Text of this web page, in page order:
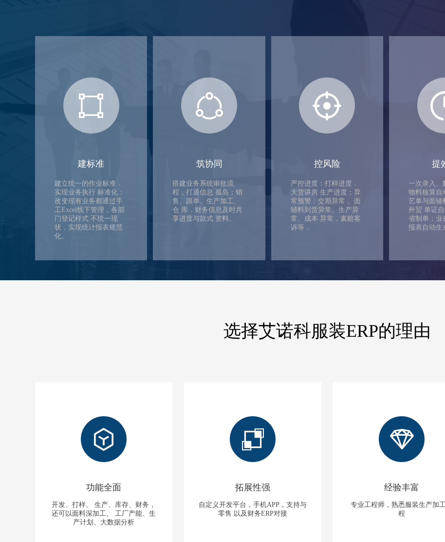
建标准
建立统一的作业标准．
实现业务执行 标准化；
改变现有业务都通过手
工Excel线下管理，各部
门登记样式 不统一现
状．实现统计报表规范
化。
筑协同
搭建业务系统审批流
程，打通信息 孤岛；销
售、跟单、生产加工、
仓 库．财务信息及时共
享进度与款式 资料。
控风险
严控进度：打样进度．
大货讲房 生产进度；异
常预警：交期异常， 面
辅料到货异常、生产异
常、成本 异常．素赔客
诉等．
提
一次录入、
物料核算自
艺单与面辅
外贸 单证
省制单；业
报表自动生
选择艾诺科服装ERP的理由
功能全面
开发、打样、 生产、库存、财务，
还可以面料深加工、 工厂产能、生
产计划、大数据分析
拓展性强
自定义开发平台，手机APP，支持与
零售 以及财务ERP对接
经验丰富
专业工程师，熟悉服装生产加
程